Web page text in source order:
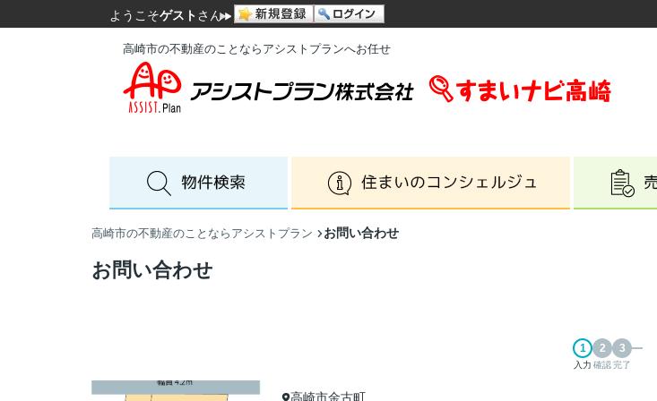
ようこそゲスト さん
高崎市の不動産のことならアシストプランへお任せ
高崎市の不動産のことならアシストプラン お問い合わせ
お問い合わせ
入力 確認完了
高崎市金古町